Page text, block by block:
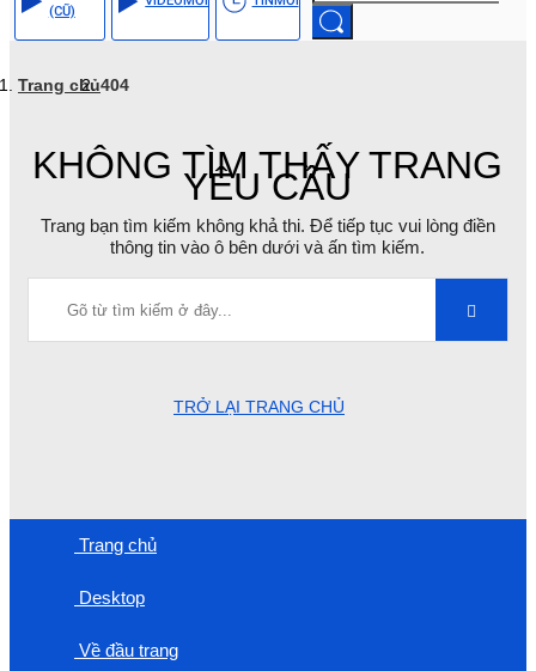
(CŨ)
Trang chủ404
KHÔNG TÌM THẤY TRANG
YÊU CẦU
Trang bạn tìm kiếm không khả thi. Để tiếp tục vui lòng điền
thông tin vào ô bên dưới và ấn tìm kiếm.
TRỞ LẠI TRANG CHỦ
Trang chủ
Desktop
Về đầu trang